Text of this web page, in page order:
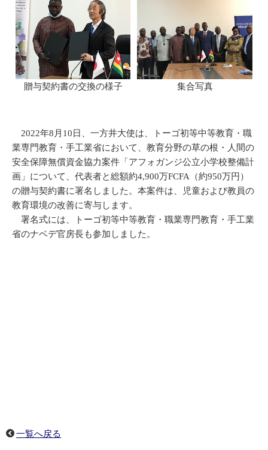
贈与契約書の交換の様子 集合写真
2022年8月10日、一方井大使は、トーゴ初等中等教育・職
業専門教育・手工業省において、教育分野の草の根・人間の
安全保障無償資金協力案件「アフォガンジ公立小学校整備計
画」について、代表者と総額約4,900万FCFA（約950万円）
の贈与契約書に署名しました。本案件は、児童および教員の
教育環境の改善に寄与します。
署名式には、トーゴ初等中等教育・職業専門教育・手工業
省のナベデ官房長も参加しました。
一覧へ戻る